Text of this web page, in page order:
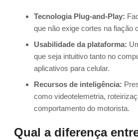
Tecnologia Plug-and-Play:
que não exige cortes na fiação
Usabilidade da plataforma:
que seja intuitivo tanto no
aplicativos para celular.
Recursos de inteligência:
como videotelemetria,
comportamento do motorista.
Qual a diferença